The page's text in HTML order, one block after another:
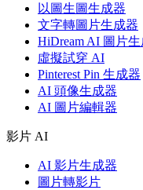
以圖生圖生成器
文字轉圖片生成器
HiDream AI 圖片
虛擬試穿 AI
Pinterest Pin 生成器
AI 頭像生成器
AI 圖片編輯器
影片 AI
AI 影片生成器
圖片轉影片